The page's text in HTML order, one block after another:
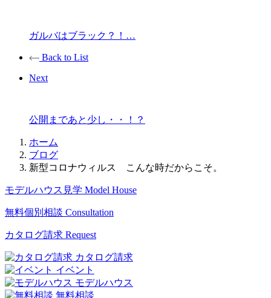
ガルバはブラック？！…
Back to List
Next
公開まであと少し・・！？
ホーム
ブログ
新型コロナウィルス こんな時だからこそ。
モデルハウス見学 Model House
無料個別相談 Consultation
カタログ請求 Request
カタログ請求
イベント
モデルハウス
無料相談